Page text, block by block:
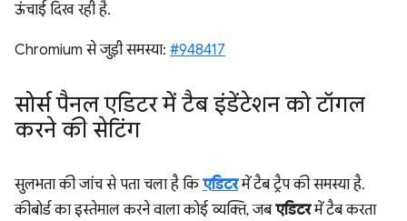
ऊंचाई दिख रही है.
Chromium से जुड़ी समस्या: #948417
सोर्स पैनल एडिटर में टैब इंडेंटेशन को टॉगल
करने की सेटिंग
सुलभता की जांच से पता चला है किएडिटरमें टैब ट्रैप की समस्या है.
कीबोर्ड का इस्तेमाल करने वाला कोई व्यक्ति, जबएडिटरमें टैब करता